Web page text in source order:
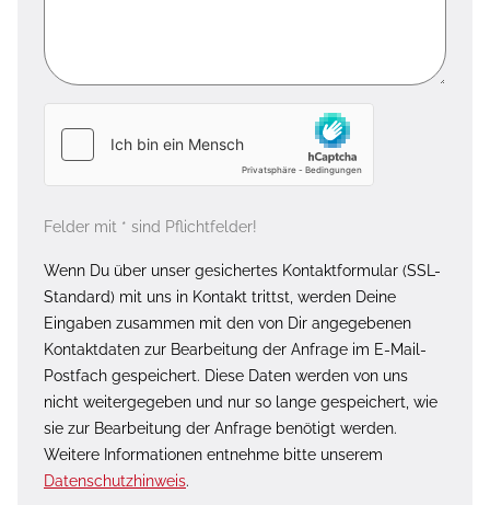
Felder mit * sind Pflichtfelder!
Wenn Du über unser gesichertes Kontaktformular (SSL-
Standard) mit uns in Kontakt trittst, werden Deine
Eingaben zusammen mit den von Dir angegebenen
Kontaktdaten zur Bearbeitung der Anfrage im E-Mail-
Postfach gespeichert. Diese Daten werden von uns
nicht weitergegeben und nur so lange gespeichert, wie
sie zur Bearbeitung der Anfrage benötigt werden.
Weitere Informationen entnehme bitte unserem
Datenschutzhinweis.